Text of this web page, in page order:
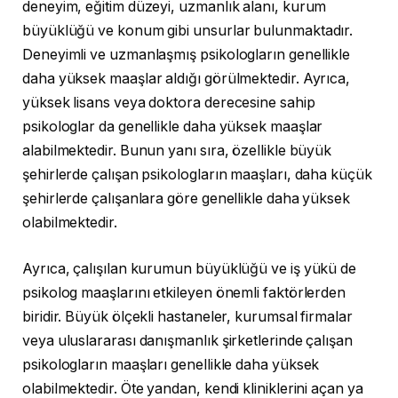
deneyim, eğitim düzeyi, uzmanlık alanı, kurum
büyüklüğü ve konum gibi unsurlar bulunmaktadır.
Deneyimli ve uzmanlaşmış psikologların genellikle
daha yüksek maaşlar aldığı görülmektedir. Ayrıca,
yüksek lisans veya doktora derecesine sahip
psikologlar da genellikle daha yüksek maaşlar
alabilmektedir. Bunun yanı sıra, özellikle büyük
şehirlerde çalışan psikologların maaşları, daha küçük
şehirlerde çalışanlara göre genellikle daha yüksek
olabilmektedir.
Ayrıca, çalışılan kurumun büyüklüğü ve iş yükü de
psikolog maaşlarını etkileyen önemli faktörlerden
biridir. Büyük ölçekli hastaneler, kurumsal firmalar
veya uluslararası danışmanlık şirketlerinde çalışan
psikologların maaşları genellikle daha yüksek
olabilmektedir. Öte yandan, kendi kliniklerini açan ya